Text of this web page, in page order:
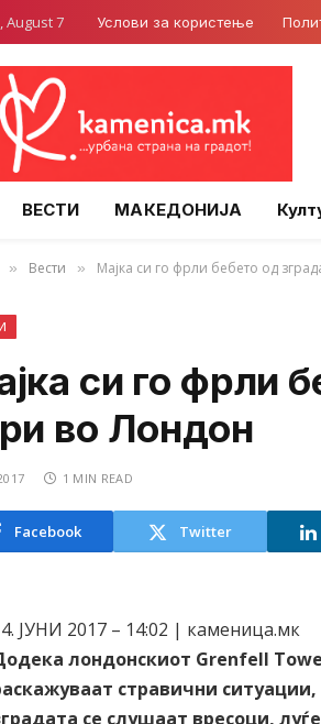
August 7 Услови за користење
ВЕСТИ МАКЕДОНИЈА
» Вести » Мајка си го фрли бебето од
си го фрли
во Лондон
1 MIN READ
Facebook Twitter
ЈУНИ 2017 – 14:02 | каменица.мк
лондонскиот Grenfell
стравични
се слушаат вресоци,